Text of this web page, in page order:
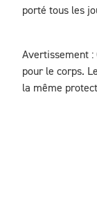
porté tous les
Avertissement :
pour le corps.
la même